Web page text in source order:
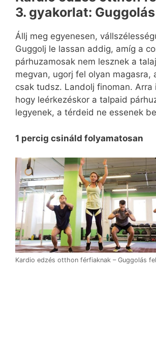
3. gyakorlat:
Állj meg egyenesen,
Guggolj le lassan addig, amíg a
párhuzamosak nem lesznek a
megvan, ugorj fel olyan magasra,
csak tudsz. Landolj finoman. Arra
hogy leérkezéskor a talpaid
legyenek, a térdeid ne essenek
1 percig csináld folyamatosan
Kardio edzés otthon férfiaknak – Guggolás